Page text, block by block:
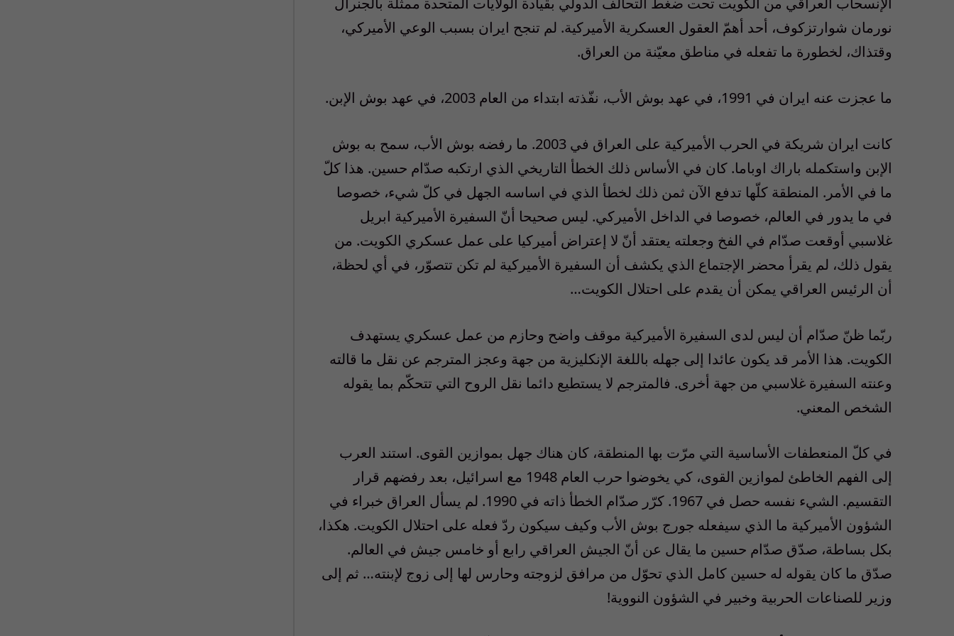
نورمان شوارتزكوف، أحد أهمّ العقول العسكرية الأميركية. لم تنجح ايران بسبب الوعي الأميركي،
وقتذاك، لخطورة ما تفعله في مناطق معيّنة من العراق.
ما عجزت عنه ايران في 1991، في عهد بوش الأب، نفّذته ابتداء من العام 2003، في عهد بوش الإبن.
كانت ايران شريكة في الحرب الأميركية على العراق في 2003. ما رفضه بوش الأب، سمح به بوش
الإبن واستكمله باراك اوباما. كان في الأساس ذلك الخطأ التاريخي الذي ارتكبه صدّام حسين. هذا كلّ
ما في الأمر. المنطقة كلّها تدفع الآن ثمن ذلك لخطأ الذي في اساسه الجهل في كلّ شيء، خصوصا
في ما يدور في العالم، خصوصا في الداخل الأميركي. ليس صحيحا أنّ السفيرة الأميركية ابريل
غلاسبي أوقعت صدّام في الفخ وجعلته يعتقد أنّ لا إعتراض أميركيا على عمل عسكري الكويت. من
يقول ذلك، لم يقرأ محضر الإجتماع الذي يكشف أن السفيرة الأميركية لم تكن تتصوّر، في أي لحظة،
أن الرئيس العراقي يمكن أن يقدم على احتلال الكويت…
ربّما ظنّ صدّام أن ليس لدى السفيرة الأميركية موقف واضح وحازم من عمل عسكري يستهدف
الكويت. هذا الأمر قد يكون عائدا إلى جهله باللغة الإنكليزية من جهة وعجز المترجم عن نقل ما قالته
وعنته السفيرة غلاسبي من جهة أخرى. فالمترجم لا يستطيع دائما نقل الروح التي تتحكّم بما يقوله
الشخص المعني.
في كلّ المنعطفات الأساسية التي مرّت بها المنطقة، كان هناك جهل بموازين القوى. استند العرب
إلى الفهم الخاطئ لموازين القوى، كي يخوضوا حرب العام 1948 مع اسرائيل، بعد رفضهم قرار
التقسيم. الشيء نفسه حصل في 1967. كرّر صدّام الخطأ ذاته في 1990. لم يسأل العراق خبراء في
الشؤون الأميركية ما الذي سيفعله جورج بوش الأب وكيف سيكون ردّ فعله على احتلال الكويت. هكذا،
بكل بساطة، صدّق صدّام حسين ما يقال عن أنّ الجيش العراقي رابع أو خامس جيش في العالم.
صدّق ما كان يقوله له حسين كامل الذي تحوّل من مرافق لزوجته وحارس لها إلى زوج لإبنته… ثم إلى
وزير للصناعات الحربية وخبير في الشؤون النووية!